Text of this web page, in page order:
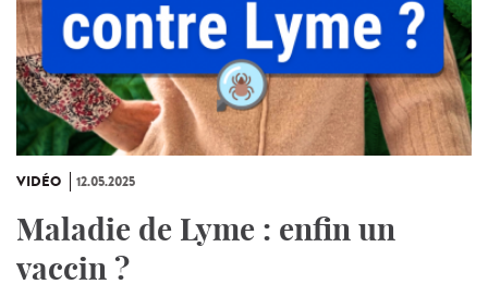
VIDÉO 12.05.2025
Maladie de Lyme : enfin un
vaccin ?